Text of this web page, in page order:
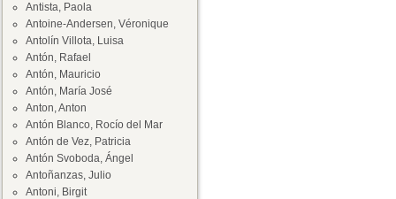
Antista, Paola
Antoine-Andersen, Véronique
Antolín Villota, Luisa
Antón, Rafael
Antón, Mauricio
Antón, María José
Anton, Anton
Antón Blanco, Rocío del Mar
Antón de Vez, Patricia
Antón Svoboda, Ángel
Antoñanzas, Julio
Antoni, Birgit